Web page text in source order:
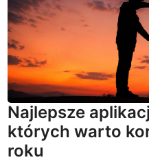
Najlepsze
których warto
roku